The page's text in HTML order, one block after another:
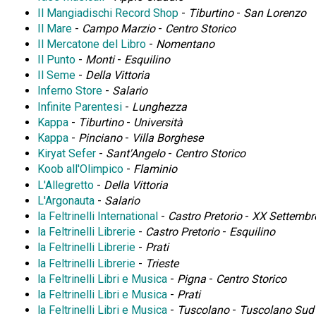
Il Mangiadischi Record Shop - Tiburtino- San Lorenzo
Il Mare - Campo Marzio- Centro Storico
Il Mercatone del Libro - Nomentano
Il Punto - Monti- Esquilino
Il Seme - Della Vittoria
Inferno Store - Salario
Infinite Parentesi - Lunghezza
Kappa - Tiburtino- Università
Kappa - Pinciano- Villa Borghese
Kiryat Sefer - Sant'Angelo- Centro Storico
Koob all'Olimpico - Flaminio
L'Allegretto - Della Vittoria
L'Argonauta - Salario
la Feltrinelli International - Castro Pretorio-XX
la Feltrinelli Librerie - Castro Pretorio- Esquilino
la Feltrinelli Librerie - Prati
la Feltrinelli Librerie - Trieste
la Feltrinelli Libri e Musica - Pigna - Centro Storico
la Feltrinelli Libri e Musica - Prati
la Feltrinelli Libri e Musica - Tuscolano- Tuscolano Sud